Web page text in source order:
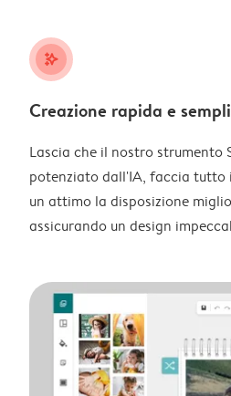
stars_plus
Creazione rapida e
Lascia che il nostro strumento
potenziato dall'IA, faccia tutto
un attimo la disposizione
assicurando un design